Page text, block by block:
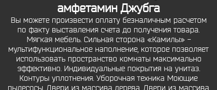
амфетамин Джубга
Вы можете произвести оплату безналичным расчетом
по факту выставления счета до получения товара.
Мягкая мебель. Сильная сторона «Камилы» -
мультифункциональное наполнение, которое позволяет
использовать пространство комнаты максимально
эффективно. Индивидуальные покрытия на унитаз.
Контуры уплотнения. Уборочная техника Моющие
пылесосы. Двери из массива дерева. Двери из массива